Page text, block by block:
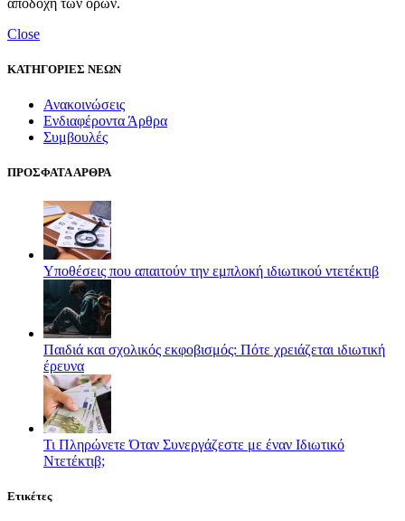
Close
ΚΑΤΗΓΟΡΙΕΣ ΝΕΩΝ
Ανακοινώσεις
Ενδιαφέροντα Άρθρα
Συμβουλές
ΠΡΟΣΦΑΤΑ ΑΡΘΡΑ
Υποθέσεις που απαιτούν την εμπλοκή ιδιωτικού ντετέκτιβ
Παιδιά και σχολικός εκφοβισμός: Πότε χρειάζεται ιδιωτική
έρευνα
Τι Πληρώνετε Όταν Συνεργάζεστε με έναν Ιδιωτικό
Ντετέκτιβ;
Ετικέτες